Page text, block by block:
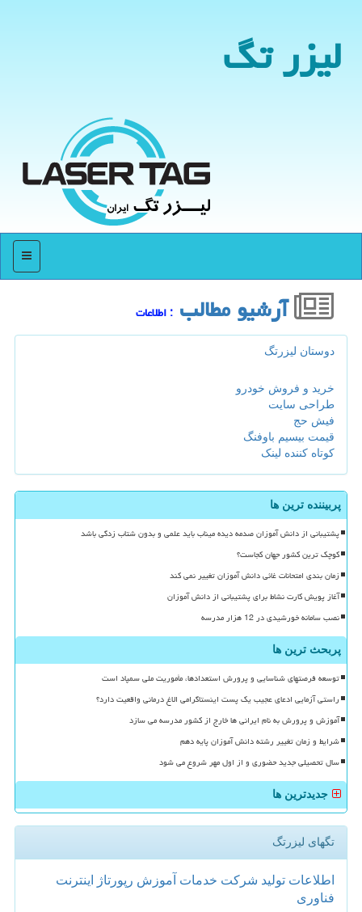
لیزر تگ
منو
آرشیو مطالب : اطلاعات
دوستان لیزرتگ
خرید و فروش خودرو
طراحی سایت
فیش حج
قیمت بیسیم باوفنگ
کوتاه کننده لینک
پربیننده ترین ها
پشتیبانی از دانش آموزان صدمه دیده میناب باید علمی و بدون شتاب زدگی باشد
کوچک ترین کشور جهان کجاست؟
زمان بندی امتحانات غائی دانش آموزان تغییر نمی کند
آغاز پویش کارت نشاط برای پشتیبانی از دانش آموزان
نصب سامانه خورشیدی در 12 هزار مدرسه
پربحث ترین ها
توسعه فرصتهای شناسایی و پرورش استعدادها، مأموریت ملی سمپاد است
راستی آزمایی ادعای عجیب یک پست اینستاگرامی الاغ درمانی واقعیت دارد؟
آموزش و پرورش به نام ایرانی ها خارج از کشور مدرسه می سازد
شرایط و زمان تغییر رشته دانش آموزان پایه دهم
سال تحصیلی جدید حضوری و از اول مهر شروع می شود
جدیدترین ها
تگهای لیزرتگ
اطلاعات تولید شركت خدمات آموزش رپورتاژ
اینترنت
فناوری